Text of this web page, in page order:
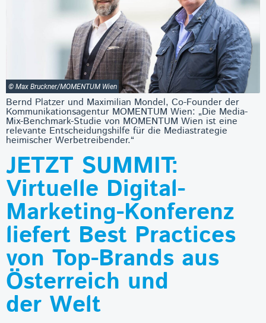
© Max Bruckner/MOMENTUM Wien
Bernd Platzer und Maximilian Mondel, Co-Founder der
Kommunikationsagentur MOMENTUM Wien: „Die Media-
Mix-Benchmark-Studie von MOMENTUM Wien ist eine
relevante Entscheidungshilfe für die Mediastrategie
heimischer Werbetreibender.“
JETZT SUMMIT:
Virtuelle Digital-
Marketing-Konferenz
liefert Best Practices
von Top-Brands aus
Österreich und
der Welt